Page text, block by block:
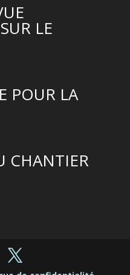
LE
POUR LA
CHANTIER